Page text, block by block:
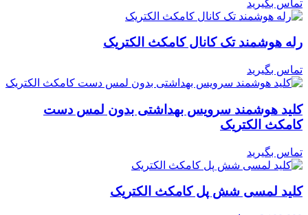
تماس بگیرید
رله هوشمند تک کانال کامکث الکتریک
تماس بگیرید
کلید هوشمند سرویس بهداشتی بدون لمس دست
کامکث الکتریک
تماس بگیرید
کلید لمسی شش پل کامکث الکتریک